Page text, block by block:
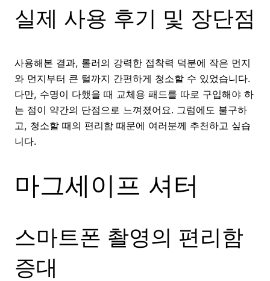
실제 사용 후기 및 장단점
사용해본 결과, 롤러의 강력한 접착력 덕분에 작은 먼지
와 먼지부터 큰 털까지 간편하게 청소할 수 있었습니다.
다만, 수명이 다했을 때 교체용 패드를 따로 구입해야 하
는 점이 약간의 단점으로 느껴졌어요. 그럼에도 불구하
고, 청소할 때의 편리함 때문에 여러분께 추천하고 싶습
니다.
마그세이프 셔터
스마트폰 촬영의 편리함
증대